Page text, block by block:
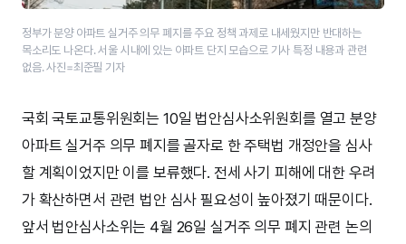
정부가 분양 아파트 실거주 의무 폐지를 주요 정책 과제로 내세웠지만 반대하는
목소리도 나온다. 서울 시내에 있는 아파트 단지 모습으로 기사 특정 내용과 관련
없음. 사진=최준필 기자
국회 국토교통위원회는 10일 법안심사소위원회를 열고 분양
아파트 실거주 의무 폐지를 골자로 한 주택법 개정안을 심사
할 계획이었지만 이를 보류했다. 전세 사기 피해에 대한 우려
가 확산하면서 관련 법안 심사 필요성이 높아졌기 때문이다.
앞서 법안심사소위는 4월 26일 실거주 의무 폐지 관련 논의